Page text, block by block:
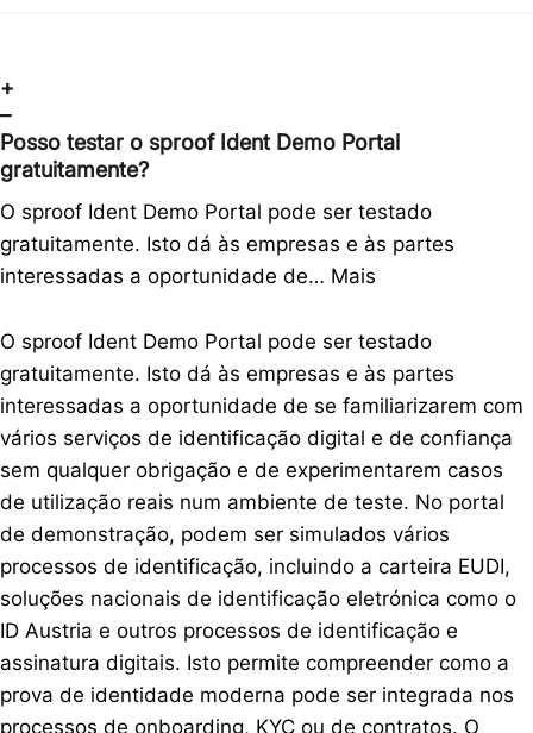
+
–
Posso testar o sproof Ident Demo Portal
gratuitamente?
O sproof Ident Demo Portal pode ser testado
gratuitamente. Isto dá às empresas e às partes
interessadas a oportunidade de… Mais
O sproof Ident Demo Portal pode ser testado
gratuitamente. Isto dá às empresas e às partes
interessadas a oportunidade de se familiarizarem com
vários serviços de identificação digital e de confiança
sem qualquer obrigação e de experimentarem casos
de utilização reais num ambiente de teste. No portal
de demonstração, podem ser simulados vários
processos de identificação, incluindo a carteira EUDI,
soluções nacionais de identificação eletrónica como o
ID Austria e outros processos de identificação e
assinatura digitais. Isto permite compreender como a
prova de identidade moderna pode ser integrada nos
processos de onboarding, KYC ou de contratos. O